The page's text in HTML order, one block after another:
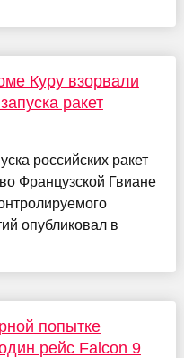
Куру взорвали
ракет
российских ракет
Французской Гвиане
опубликовал в
попытке
рейс Falcon 9